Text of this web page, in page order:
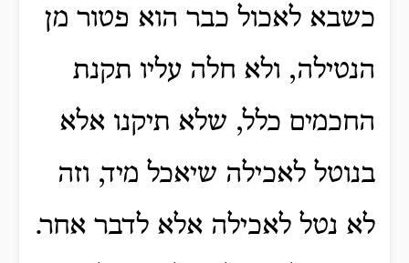
כשבא לאכול כבר הוא פטור מן
הנטילה, ולא חלה עליו תקנת
החכמים כלל, שלא תיקנו אלא
בנוטל לאכילה שיאכל מיד, וזה
לא נטל לאכילה אלא לדבר אחר.